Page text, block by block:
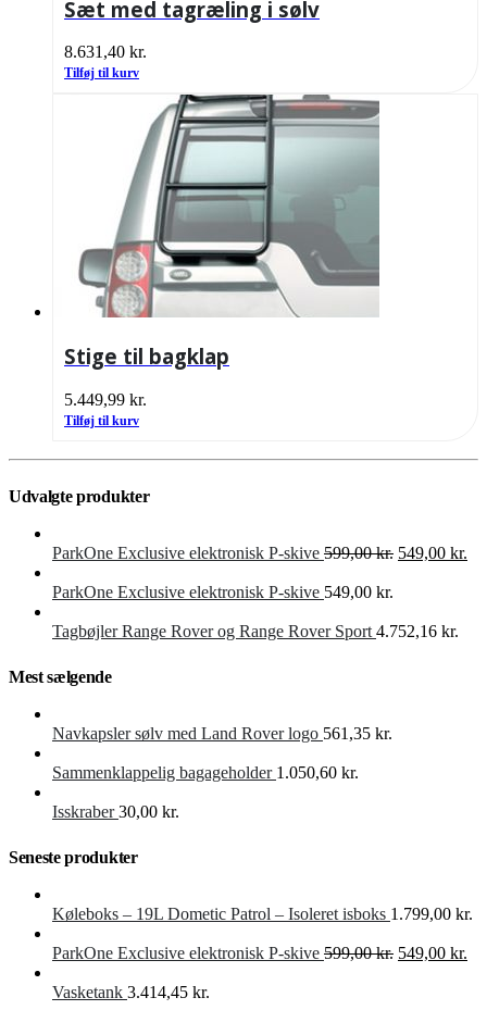
Sæt med tagræling i sølv
8.631,40 kr.
Tilføj til kurv
Stige til bagklap
5.449,99 kr.
Tilføj til kurv
Udvalgte produkter
ParkOne Exclusive elektronisk P-skive 599,00kr. Den
599,00 kr..
549,00 kr.
ParkOne Exclusive elektronisk P-skive 549,00 kr.
Tagbøjler Range Rover og Range Rover Sport 4.752,16 kr.
Mest sælgende
Navkapsler sølv med Land Rover logo 561,35 kr.
Sammenklappelig bagageholder 1.050,60 kr.
Isskraber 30,00 kr.
Seneste produkter
Køleboks – 19L Dometic Patrol – Isoleret isboks 1.799,00 kr.
ParkOne Exclusive elektronisk P-skive 599,00kr. Den
549,00 kr.
Vasketank 3.414,45 kr.